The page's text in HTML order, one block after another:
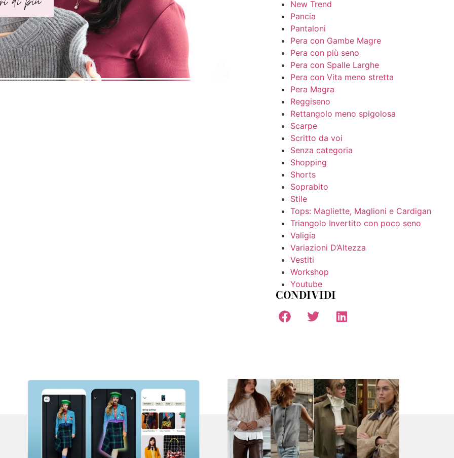
New Trend
Pancia
Pantaloni
Pera con Gambe Magre
Pera con più seno
Pera con Spalle Larghe
Pera con Vita meno stretta
Pera Magra
Reggiseno
Rettangolo meno spigolosa
Scarpe
Scritto da voi
Senza categoria
Shopping
Shorts
Soprabito
Stile
Tops: Magliette, Maglioni e Cardigan
Triangolo Invertito con poco seno
Valigia
Variazioni D’Altezza
Vestiti
Workshop
Youtube
CONDIVIDI